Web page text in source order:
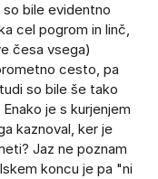
bile evidentno
cel pogrom in linč,
česa vsega)
cesto, pa
so bile še tako
je s kurjenjem
kaznoval, ker je
Jaz ne poznam
koncu je pa "ni